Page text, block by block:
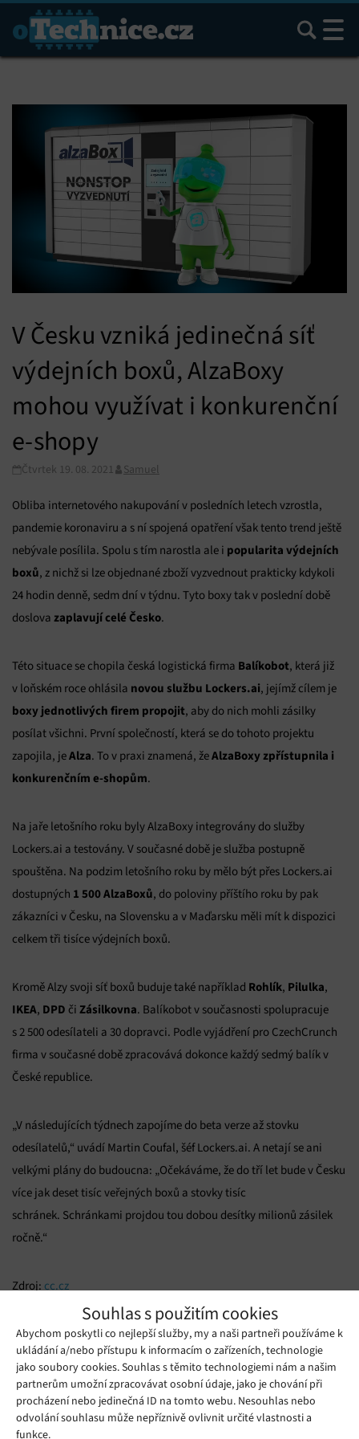
Souhlas s použitím cookies
Abychom poskytli co nejlepší služby, my a naši partneři používáme k
ukládání a/nebo přístupu k informacím o zařízeních, technologie
jako soubory cookies. Souhlas s těmito technologiemi nám a našim
partnerům umožní zpracovávat osobní údaje, jako je chování při
procházení nebo jedinečná ID na tomto webu. Nesouhlas nebo
odvolání souhlasu může nepříznivě ovlivnit určité vlastnosti a
funkce.
Hledat
V Česku vzniká jedinečná síť
výdejních boxů, AlzaBoxy
mohou využívat i konkurenční
e-shopy
Čtvrtek 19. 08. 2021 Samuel
Obliba internetového nakupování v posledních letech vzrostla,
pandemie koronaviru a s ní spojená opatření však tento trend ještě
nebývale posílila. Spolu s tím narostla ale i popularita výdejních
boxů, z nichž si lze objednané zboží vyzvednout prakticky kdykoli
24 hodin denně, sedm dní v týdnu. Tyto boxy tak v poslední době
doslova zaplavují celé Česko.
Této situace se chopila česká logistická firma Balíkobot, která již
v loňském roce ohlásila novou službu Lockers.ai, jejímž cílem je
boxy jednotlivých firem propojit, aby do nich mohli zásilky
posílat všichni. První společností, která se do tohoto projektu
zapojila, jeAlza. To v praxi znamená, žeAlzaBoxy zpřístupnila i
konkurenčním e-shopům.
Na jaře letošního roku byly AlzaBoxy integrovány do služby
Lockers.ai a testovány. V současné době je služba postupně
spouštěna. Na podzim letošního roku by mělo být přes Lockers.ai
dostupných 1 500 AlzaBoxů, do poloviny příštího roku by pak
zákazníci v Česku, na Slovensku a v Maďarsku měli mít k dispozici
celkem tři tisíce výdejních boxů.
Kromě Alzy svoji síť boxů buduje také například Rohlík, Pilulka,
IKEA, DPD či Zásilkovna. Balíkobot v současnosti spolupracuje
s 2 500 odesílateli a 30 dopravci. Podle vyjádření pro CzechCrunch
firma v současné době zpracovává dokonce každý sedmý balík v
České republice.
„V následujících týdnech zapojíme do beta verze až stovku
odesílatelů,“ uvádí Martin Coufal, šéf Lockers.ai. A netají se ani
velkými plány do budoucna: „Očekáváme, že do tří let bude v Česku
více jak deset tisíc veřejných boxů a stovky tisíc
schránek. Schránkami projdou tou dobou desítky milionů zásilek
ročně.“
Zdroj: cc.cz
Mohlo by se vám líbit